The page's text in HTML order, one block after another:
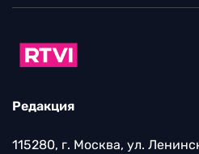
Редакция
115280, г. Москва, ул.